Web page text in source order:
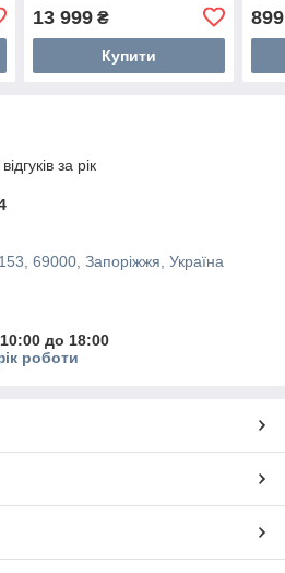
13 999₴
Купити
899
за рік
69000, Запоріжжя, Україна
до 18:00
роботи